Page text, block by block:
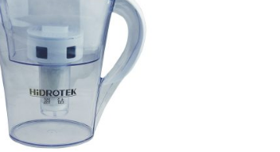
Add to
Wishlist